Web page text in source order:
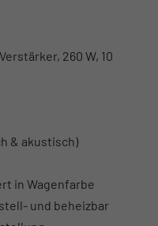
260 W, 10
& akustisch)
in Wagenfarbe
und beheizbar